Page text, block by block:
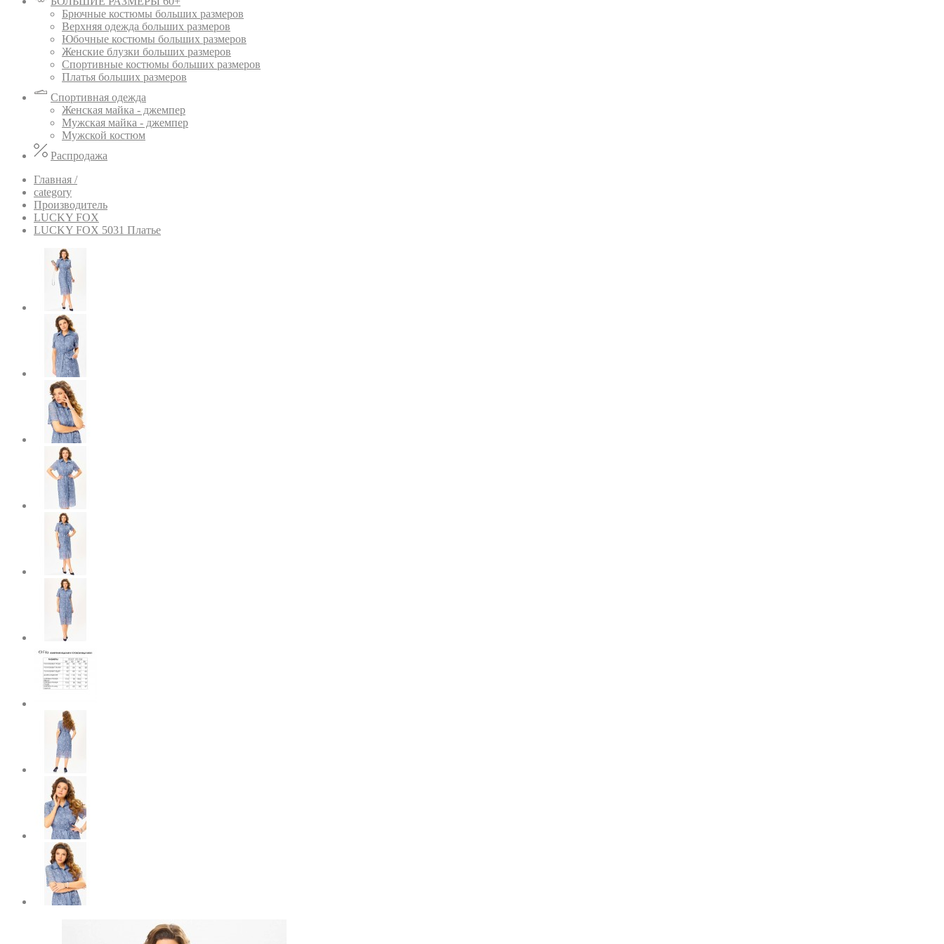
Брючные костюмы больших размеров
Верхняя одежда больших размеров
Юбочные костюмы больших размеров
Женские блузки больших размеров
Спортивные костюмы больших размеров
Платья больших размеров
Спортивная одежда
Женская майка - джемпер
Мужская майка - джемпер
Мужской костюм
Распродажа
Главная /
category
Производитель
LUCKY FOX
LUCKY FOX 5031 Платье